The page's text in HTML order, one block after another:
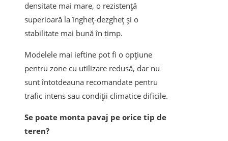
densitate mai mare, o rezistență
superioară la îngheț-dezgheț și o
stabilitate mai bună în timp.
Modelele mai ieftine pot fi o opțiune
pentru zone cu utilizare redusă, dar nu
sunt întotdeauna recomandate pentru
trafic intens sau condiții climatice dificile.
Se poate monta pavaj pe orice tip de
teren?